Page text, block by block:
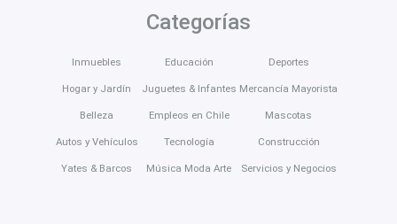
Categorías
Inmuebles
Hogar y Jardín
Belleza
Autos y Vehículos
Yates & Barcos
Educación
Juguetes & Infantes
Empleos en Chile
Tecnología
Música Moda Arte
Deportes
Mercancía Mayorista
Mascotas
Construcción
Servicios y Negocios